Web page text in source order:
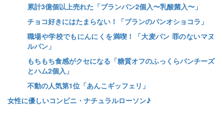
累計3億個以上売れた「ブランパン2個入〜乳酸菌入〜」
チョコ好きにはたまらない！「ブランのパンオショコラ」
職場や学校でもにんにくを満喫！「大麦パン 罪のないマヌ
ルパン」
もちもち食感がクセになる「糖質オフのふっくらパンチーズ
とハム2個入」
不動の人気第1位「あんこギッフェリ」
女性に優しいコンビニ・ナチュラルローソン♪